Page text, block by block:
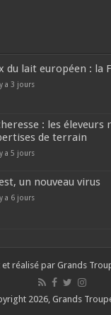
du lait européen : la
a 3 jours
: les éleveurs
de terrain
a 5 jours
un nouveau virus
a 6 jours
réalisé par Grands
2026, Grands